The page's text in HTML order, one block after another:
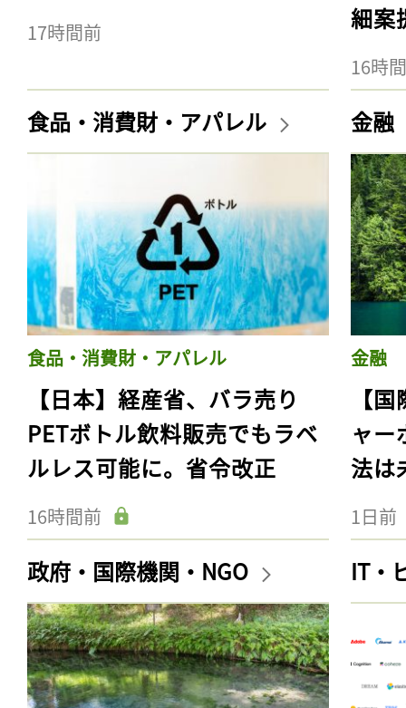
17時間前
細案
16時
食品・消費財・アパレル
食品・消費財・アパレル
【日本】経産省、バラ売り
PETボトル飲料販売でもラベ
ルレス可能に。省令改正
16時間前
金融
金融
【
ャー
法は
1日前
政府・国際機関・NGO IT・